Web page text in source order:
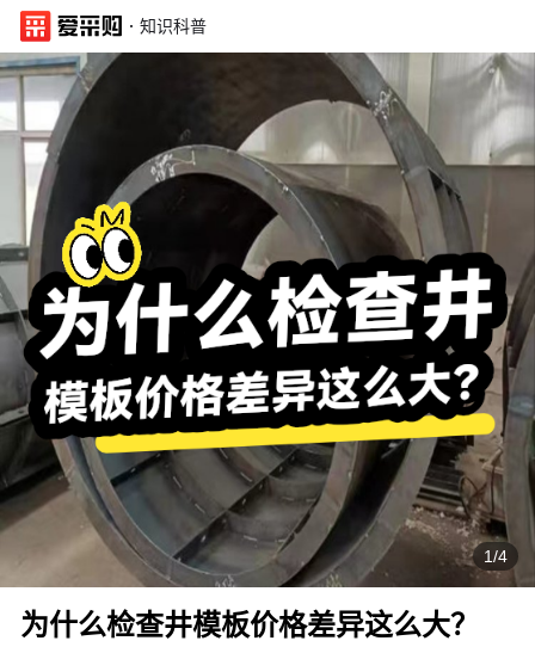
· 知识科普
1/4
为什么检查井模板价格差异这么大？